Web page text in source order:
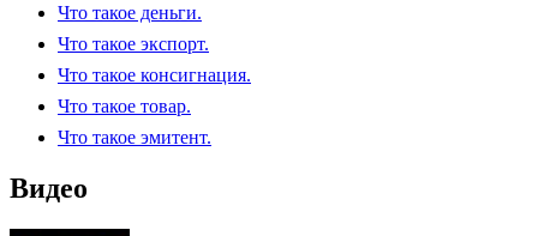
Что такое деньги.
Что такое экспорт.
Что такое консигнация.
Что такое товар.
Что такое эмитент.
Видео